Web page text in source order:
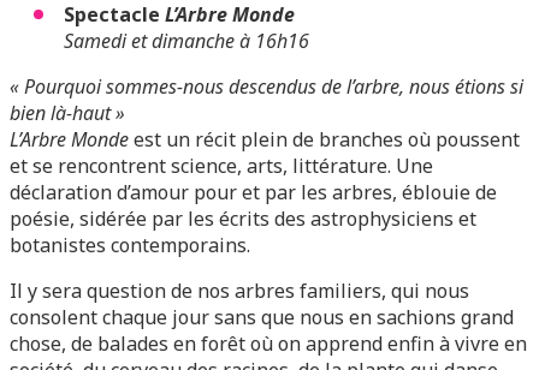
Spectacle L’Arbre Monde
Samedi et dimanche à 16h16
« Pourquoi sommes-nous descendus de l’arbre, nous étions si
bien là-haut »
L’Arbre Mondeest un récit plein de branches où poussent
et se rencontrent science, arts, littérature. Une
déclaration d’amour pour et par les arbres, éblouie de
poésie, sidérée par les écrits des astrophysiciens et
botanistes contemporains.
Il y sera question de nos arbres familiers, qui nous
consolent chaque jour sans que nous en sachions grand
chose, de balades en forêt où on apprend enfin à vivre en